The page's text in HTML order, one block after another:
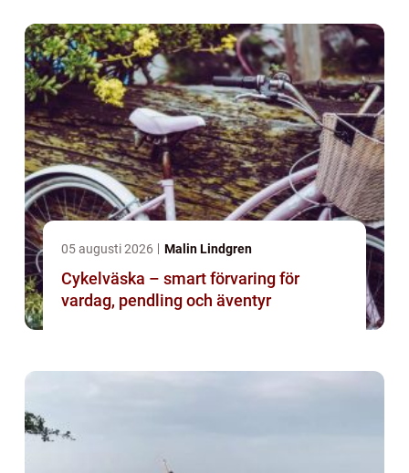
05 augusti 2026 Malin Lindgren
Cykelväska – smart förvaring för
vardag, pendling och äventyr